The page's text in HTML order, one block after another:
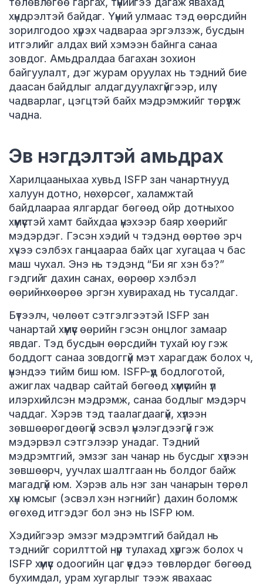
хүндрэлтэй байдаг. Үүний улмаас тэд өөрсдийн
зорилгодоо хүрэх чадвараа эргэлзэж, бусдын
итгэлийг алдах вий хэмээн байнга санаа
зовдог. Амьдралдаа багахан зохион
байгуулалт, дэг журам оруулах нь тэдний бие
даасан байдлыг алдагдуулахгүйгээр, илүү
чадварлаг, цэгцтэй байх мэдрэмжийг төрүүлж
чадна.
Эв нэгдэлтэй амьдрах
Харилцааныхаа хувьд ISFP зан чанартнууд
халуун дотно, нөхөрсөг, халамжтай
байдлаараа ялгардаг бөгөөд ойр дотныхоо
хүмүүстэй хамт байхдаа үнэхээр баяр хөөрийг
мэдэрдэг. Гэсэн хэдий ч тэдэнд өөртөө эрч
хүчээ сэлбэх ганцаараа байх цаг хугацаа ч бас
маш чухал. Энэ нь тэдэнд “Би яг хэн бэ?”
гэдгийг дахин санах, өөрөөр хэлбэл
өөрийнхөөрөө эргэн хувирахад нь тусалдаг.
Бүтээлч, чөлөөт сэтгэлгээтэй ISFP зан
чанартай хүмүүс өөрийн гэсэн онцлог замаар
явдаг. Тэд бусдын өөрсдийн тухай юу гэж
боддогт санаа зовдоггүй мэт харагдаж болох ч,
үнэндээ тийм биш юм. ISFP-үүд бодлоготой,
ажиглах чадвар сайтай бөгөөд хүмүүсийн үл
илэрхийлсэн мэдрэмж, санаа бодлыг мэдэрч
чаддаг. Хэрэв тэд таалагдаагүй, хүлээн
зөвшөөрөгдөөгүй эсвэл үнэлэгдээгүй гэж
мэдэрвэл сэтгэлээр унадаг. Тэдний
мэдрэмтгий, эмзэг зан чанар нь бусдыг хүлээн
зөвшөөрч, уучлах шалтгаан нь болдог байж
магадгүй юм. Хэрэв аль нэг зан чанарын төрөл
хүн юмсыг (эсвэл хэн нэгнийг) дахин боломж
өгөхөд итгэдэг бол энэ нь ISFP юм.
Хэдийгээр эмзэг мэдрэмтгий байдал нь
тэднийг сорилттой нүүр тулахад хүргэж болох ч
ISFP хүмүүс одоогийн цаг үедээ төвлөрдөг бөгөөд
бухимдал, урам хугарлыг тээж явахаас